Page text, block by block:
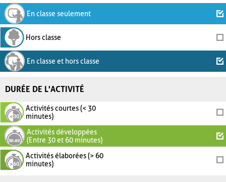
En classe seulement
Hors classe
En classe et hors classe
DURÉE DE L'ACTIVITÉ
Activités courtes (< 30
minutes)
Activités développées
(Entre 30 et 60 minutes)
Activités élaborées (> 60
minutes)